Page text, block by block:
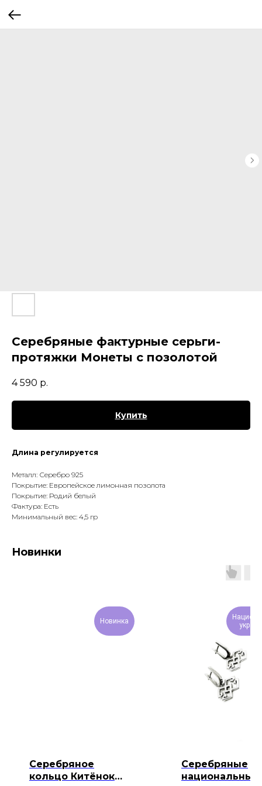
Серебряные фактурные серьги-
протяжки Монеты с позолотой
4 590 р.
Купить
Длина регулируется
Металл: Серебро 925
Покрытие: Европейское лимонная позолота
Покрытие: Родий белый
Фактура: Есть
Минимальный вес: 4,5 гр
Новинки
Новинка
Серебряное
кольцо Китёнок
Серебряные
национальные